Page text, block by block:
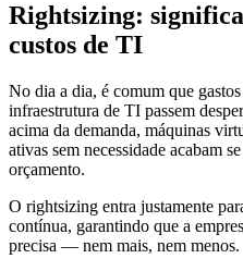
Rightsizing:
custos de TI
No dia a dia, é comum que
infraestrutura de TI passem
acima da demanda, máquinas
ativas sem necessidade acabam
orçamento.
O rightsizing entra justamente
contínua, garantindo que a
precisa — nem mais, nem menos.